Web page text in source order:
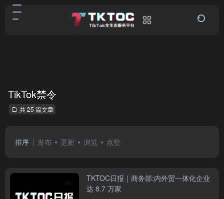
TikTok禁令
共 25 篇文章
排序 发布 更新 浏览 点赞
TKTOC日报｜商务部:内外贸一体化企业
达 8.7 万家